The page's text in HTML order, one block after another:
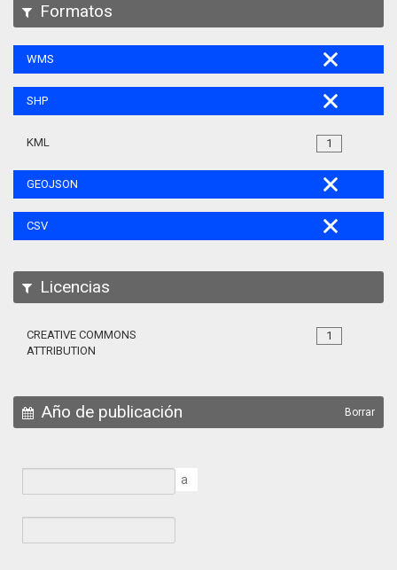
Formatos
WMS
SHP
1
KML
GEOJSON
CSV
Licencias
1
CREATIVE COMMONS
ATTRIBUTION
Año de publicación Borrar
a